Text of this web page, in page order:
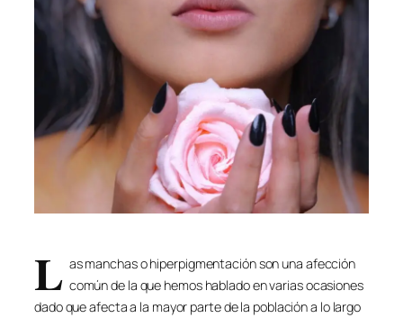
L as manchas o hiperpigmentación son una afección
común de la que hemos hablado en varias ocasiones
dado que afecta a la mayor parte de la población a lo largo